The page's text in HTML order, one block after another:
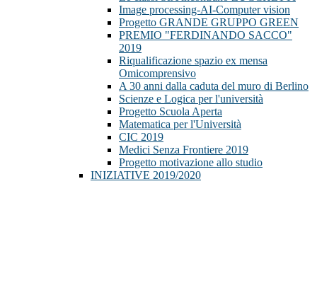
Image processing-AI-Computer vision
Progetto GRANDE GRUPPO GREEN
PREMIO "FERDINANDO SACCO"
2019
Riqualificazione spazio ex mensa
Omicomprensivo
A 30 anni dalla caduta del muro di Berlino
Scienze e Logica per l'università
Progetto Scuola Aperta
Matematica per l'Università
CIC 2019
Medici Senza Frontiere 2019
Progetto motivazione allo studio
INIZIATIVE 2019/2020